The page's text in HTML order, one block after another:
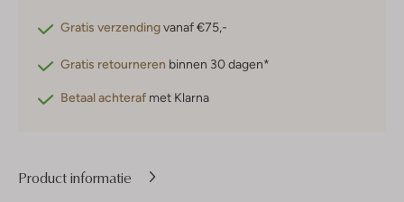
Gratis verzendingvanaf €75,-
Gratis retourneren binnen 30 dagen*
Betaal achteraf met Klarna
Product informatie